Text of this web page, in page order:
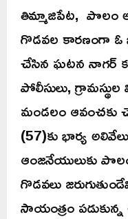
తిమ్మాజిపేట, పొలం
గొడవల కారణంగా ఓ
చేసిన ఘటన నాగర్
పోలీసులు,
మండలం
(57)కు భార్య
ఆంజనేయులుకు
గొడవలు
సాయంత్రం